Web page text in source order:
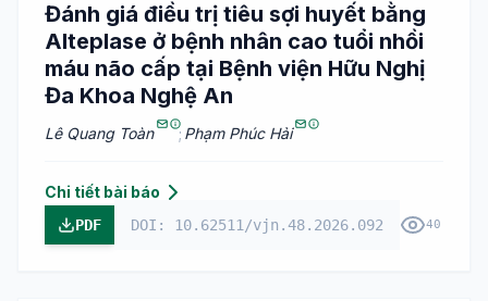
Đánh giá điều trị tiêu sợi huyết bằng
Alteplase ở bệnh nhân cao tuổi nhồi
máu não cấp tại Bệnh viện Hữu Nghị
Đa Khoa Nghệ An
Lê Quang Toàn ; Phạm Phúc Hải
Chi tiết bài báo
PDF DOI: 10.62511/vjn.48.2026.092 40